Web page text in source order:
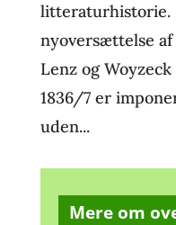
litteraturhistorie.
nyoversættelse
Lenz og
1836/7 er
uden...
Mere om